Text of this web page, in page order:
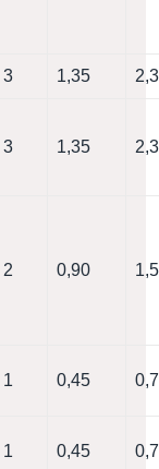
3 1,35
3 1,35
2 0,90
1 0,45
1 0,45